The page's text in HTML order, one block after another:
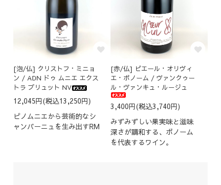
[泡/仏] クリストフ・ミニョ
ン / ADN ドゥ ムニエ エクス
トラ ブリュット NV
12,045円(税込13,250円)
ピノムニエから芸術的なシ
ャンパーニュを生み出すRM
[赤/仏] ピエール・オリヴィ
エ・ボノーム / ヴァンクゥー
ル・ヴァンキュ・ルージュ
3,400円(税込3,740円)
みずみずしい果実味と滋味
深さが調和する、ボノーム
を代表するワイン。